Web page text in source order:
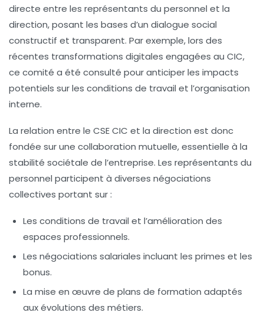
directe entre les représentants du personnel et la
direction, posant les bases d’un dialogue social
constructif et transparent. Par exemple, lors des
récentes transformations digitales engagées au CIC,
ce comité a été consulté pour anticiper les impacts
potentiels sur les conditions de travail et l’organisation
interne.
La relation entre le CSE CIC et la direction est donc
fondée sur une collaboration mutuelle, essentielle à la
stabilité sociétale de l’entreprise. Les représentants du
personnel participent à diverses négociations
collectives portant sur :
Les conditions de travail et l’amélioration des
espaces professionnels.
Les négociations salariales incluant les primes et les
bonus.
La mise en œuvre de plans de formation adaptés
aux évolutions des métiers.